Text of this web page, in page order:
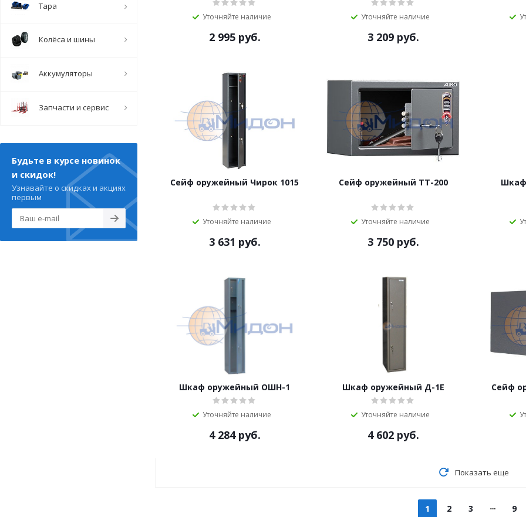
Уточняйте наличие
2 995руб.
Уточняйте наличие
3 209руб.
Сейф оружейный Чирок 1015
Уточняйте наличие
3 631 руб.
Сейф оружейный TT-200
Уточняйте наличие
3 750руб.
Шкаф оружейный ОШН-1
Уточняйте наличие
4 284руб.
Шкаф оружейный Д-1Е
Уточняйте наличие
4 602руб.
Сейф
Показать еще
1 2 3 9
Тара
Колёса и шины
Аккумуляторы
Запчасти и сервис
Будьте в курсе новинок
и скидок!
Узнавайте о скидках и акциях
первым